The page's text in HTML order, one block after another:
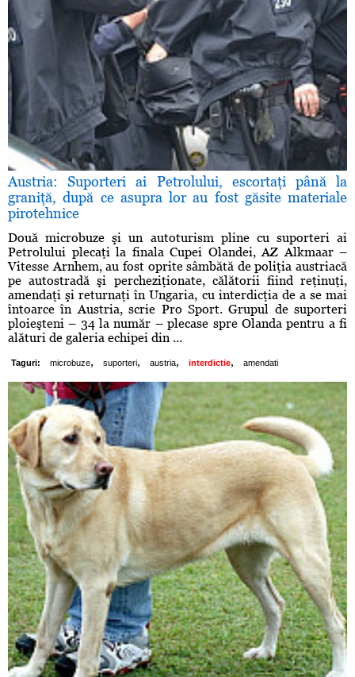
Austria: Suporteri ai Petrolului, escortaţi până la
graniţă, după ce asupra lor au fost găsite materiale
pirotehnice
Două microbuze şi un autoturism pline cu suporteri ai
Petrolului plecaţi la finala Cupei Olandei, AZ Alkmaar –
Vitesse Arnhem, au fost oprite sâmbătă de poliţia austriacă
pe autostradă şi percheziţionate, călătorii fiind reţinuţi,
amendaţi şi returnaţi în Ungaria, cu interdicţia de a se mai
întoarce în Austria, scrie Pro Sport. Grupul de suporteri
ploieşteni – 34 la număr – plecase spre Olanda pentru a fi
alături de galeria echipei din ...
Taguri: microbuze, suporteri, austria, interdictie, amendati